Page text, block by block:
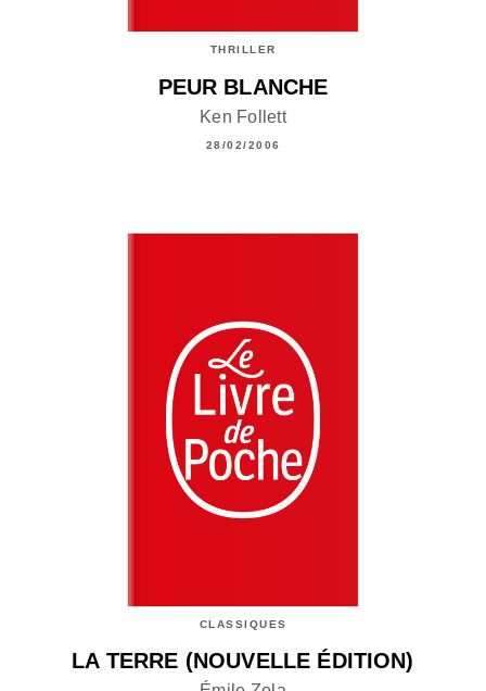
THRILLER
PEUR BLANCHE
Ken Follett
28/02/2006
CLASSIQUES
LA TERRE (NOUVELLE ÉDITION)